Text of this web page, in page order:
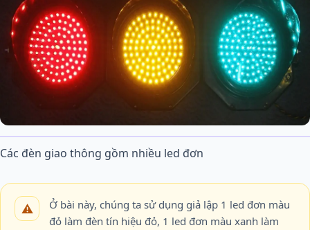
Các đèn giao thông gồm nhiều led đơn
Ở bài này, chúng ta sử dụng giả lập 1 led đơn màu
đỏ làm đèn tín hiệu đỏ, 1 led đơn màu xanh làm